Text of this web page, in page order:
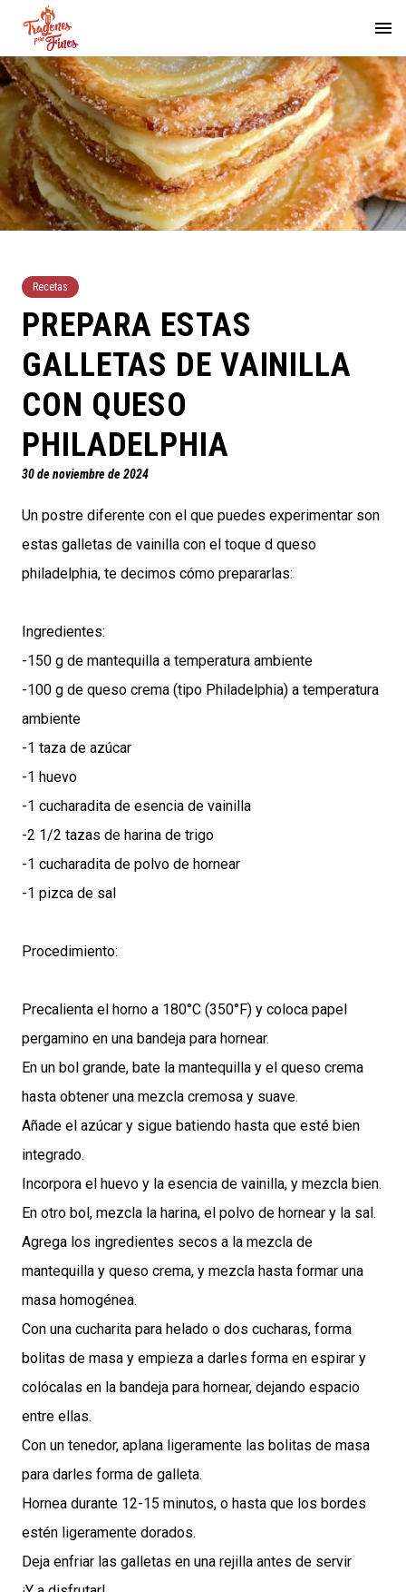
Recetas
PREPARA ESTAS
GALLETAS DE VAINILLA
CON QUESO
PHILADELPHIA
30 de noviembre de 2024
Un postre diferente con el que puedes experimentar son
estas galletas de vainilla con el toque d queso
philadelphia, te decimos cómo prepararlas:
Ingredientes:
-150 g de mantequilla a temperatura ambiente
-100 g de queso crema (tipo Philadelphia) a temperatura
ambiente
-1 taza de azúcar
-1 huevo
-1 cucharadita de esencia de vainilla
-2 1/2 tazas de harina de trigo
-1 cucharadita de polvo de hornear
-1 pizca de sal
Procedimiento:
Precalienta el horno a 180°C (350°F) y coloca papel
pergamino en una bandeja para hornear.
En un bol grande, bate la mantequilla y el queso crema
hasta obtener una mezcla cremosa y suave.
Añade el azúcar y sigue batiendo hasta que esté bien
integrado.
Incorpora el huevo y la esencia de vainilla, y mezcla bien.
En otro bol, mezcla la harina, el polvo de hornear y la sal.
Agrega los ingredientes secos a la mezcla de
mantequilla y queso crema, y mezcla hasta formar una
masa homogénea.
Con una cucharita para helado o dos cucharas, forma
bolitas de masa y empieza a darles forma en espirar y
colócalas en la bandeja para hornear, dejando espacio
entre ellas.
Con un tenedor, aplana ligeramente las bolitas de masa
para darles forma de galleta.
Hornea durante 12-15 minutos, o hasta que los bordes
estén ligeramente dorados.
Deja enfriar las galletas en una rejilla antes de servir